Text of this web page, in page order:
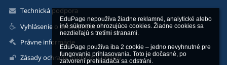
EduPage nepoužíva žiadne reklamné, analytické alebo
iné súkromie ohrozujúce cookies. Žiadne cookies sa
nezdieľajú s tretími stranami.
EduPage používa iba 2 cookie – jedno nevyhnutné pre
fungovanie prihlasovania. Toto je dočasné, po
zatvorení prehliadača sa odstráni.
Technická podpora
Vyhlásenie o prístupnosti
Právne informácie
Zásady ochrany osobných údajov